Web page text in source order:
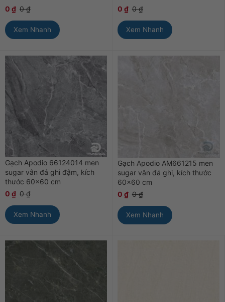
0 ₫ 0₫
Xem Nhanh
0 ₫ 0₫
Xem Nhanh
Gạch Apodio 66124014 men
sugar vân đá ghi đậm, kích
thước 60×60 cm
0 ₫ 0₫
Xem Nhanh
Gạch Apodio AM661215 men
sugar vân đá ghi, kích thước
60×60 cm
0 ₫ 0₫
Xem Nhanh